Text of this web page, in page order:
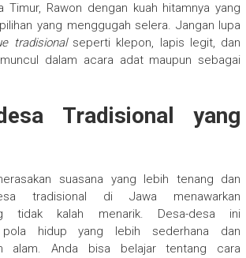
Timur, Rawon dengan kuah hitamnya yang
yang menggugah selera. Jangan lupa
tradisionalseperti klepon, lapis legit, dan
dalam acara adat maupun sebagai
Tradisional yang
suasana yang lebih tenang dan
tradisional di Jawa menawarkan
tidak kalah menarik. Desa-desa ini
pola hidup yang lebih sederhana dan
alam. Anda bisa belajar tentang cara